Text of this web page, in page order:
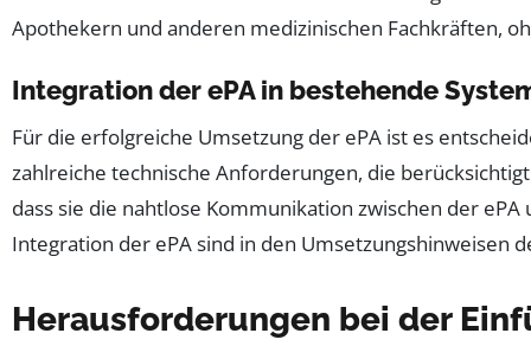
Apothekern und anderen medizinischen Fachkräften,
Integration der ePA in bestehende
Für die erfolgreiche Umsetzung der ePA ist es
zahlreiche technische Anforderungen, die
dass sie die nahtlose Kommunikation zwischen der
Integration der ePA sind in den Umsetzungshinweisen
Herausforderungen bei der